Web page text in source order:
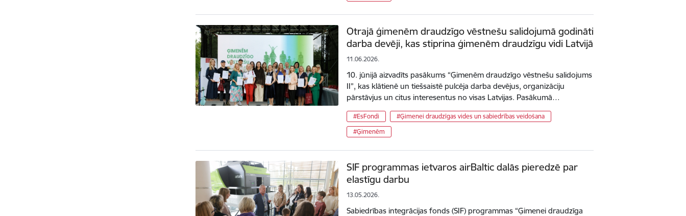
Otrajā ģimenēm draudzīgo vēstnešu salidojumā godināti
darba devēji, kas stiprina ģimenēm draudzīgu vidi Latvijā
11.06.2026.
10. jūnijā aizvadīts pasākums “Ģimenēm draudzīgo vēstnešu salidojums
II”, kas klātienē un tiešsaistē pulcēja darba devējus, organizāciju
pārstāvjus un citus interesentus no visas Latvijas. Pasākumā…
#EsFondi
#Ģimenei draudzīgas vides un sabiedrības veidošana
#Ģimenēm
SIF programmas ietvaros airBaltic dalās pieredzē par
elastīgu darbu
13.05.2026.
Sabiedrības integrācijas fonds (SIF) programmas “Ģimenei draudzīga